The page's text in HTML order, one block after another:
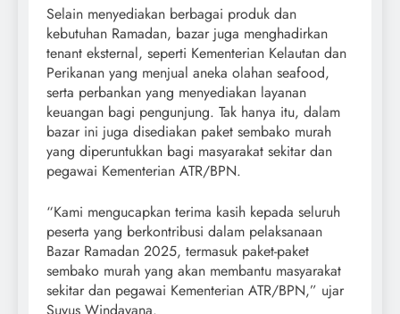
Selain menyediakan berbagai produk dan
kebutuhan Ramadan, bazar juga menghadirkan
tenant eksternal, seperti Kementerian Kelautan dan
Perikanan yang menjual aneka olahan seafood,
serta perbankan yang menyediakan layanan
keuangan bagi pengunjung. Tak hanya itu, dalam
bazar ini juga disediakan paket sembako murah
yang diperuntukkan bagi masyarakat sekitar dan
pegawai Kementerian ATR/BPN.
“Kami mengucapkan terima kasih kepada seluruh
peserta yang berkontribusi dalam pelaksanaan
Bazar Ramadan 2025, termasuk paket-paket
sembako murah yang akan membantu masyarakat
sekitar dan pegawai Kementerian ATR/BPN,” ujar
Suyus Windayana.